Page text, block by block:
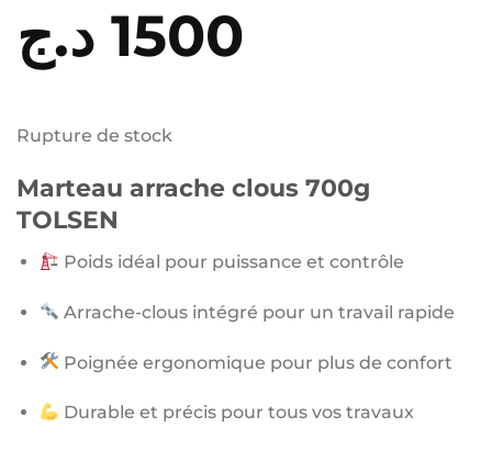
1500 د.ج
Rupture de stock
Marteau arrache clous 700g
TOLSEN
Poids idéal pour puissance et contrôle
Arrache-clous intégré pour un travail rapide
Poignée ergonomique pour plus de confort
Durable et précis pour tous vos travaux